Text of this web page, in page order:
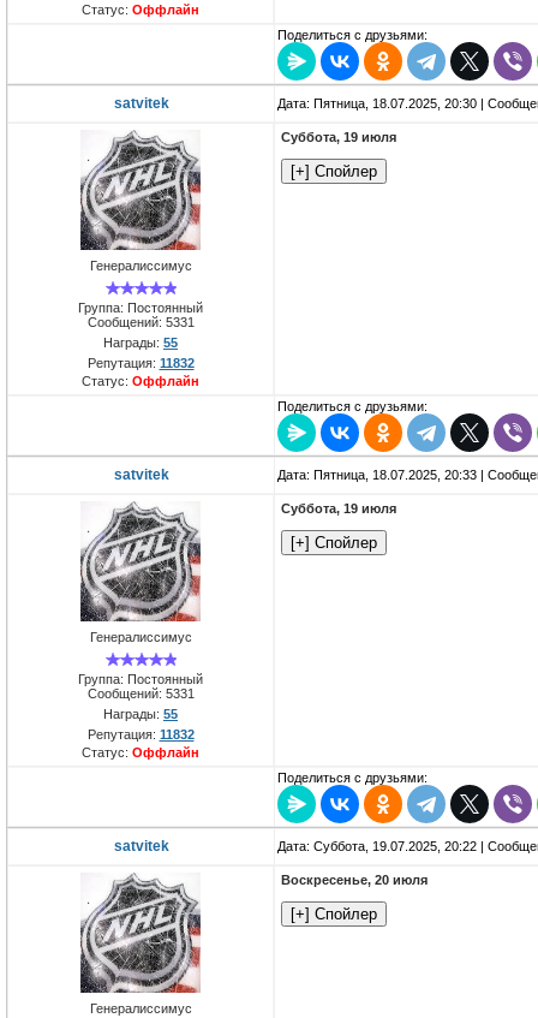
Статус: Оффлайн
Поделиться с друзьями:
satvitek Дата: Пятница, 18.07.2025, 20:30 |
Генералиссимус
Группа: Постоянный
Сообщений: 5331
Награды: 55
Репутация: 11832
Статус: Оффлайн
Суббота, 19 июля
Поделиться с друзьями:
satvitek Дата: Пятница, 18.07.2025, 20:33 |
Генералиссимус
Группа: Постоянный
Сообщений: 5331
Награды: 55
Репутация: 11832
Статус: Оффлайн
Суббота, 19 июля
Поделиться с друзьями:
satvitek Дата: Суббота, 19.07.2025, 20:22 |
Генералиссимус
Воскресенье, 20 июля